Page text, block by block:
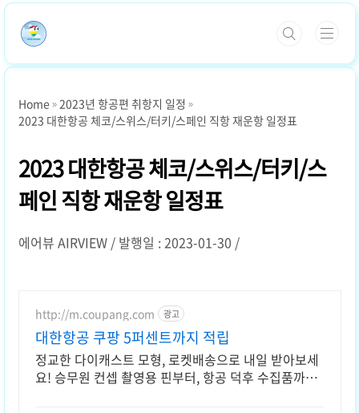
본문 바로가기
Home
2023년 항공편 취항지 일정
2023 대한항공 체코/스위스/터키/스페인 직항 재운항 일정표
2023 대한항공 체코/스위스/터키/스
페인 직항 재운항 일정표
에어뷰 AIRVIEW 발행일 : 2023-01-30
http://m.coupang.com 광고
대한항공 쿠팡 5퍼센트까지 적립
정교한 다이캐스트 모형, 로켓배송으로 내일 받아보세
요! 승무원 컨셉 촬영용 핀부터, 항공 덕후 수집품까지!